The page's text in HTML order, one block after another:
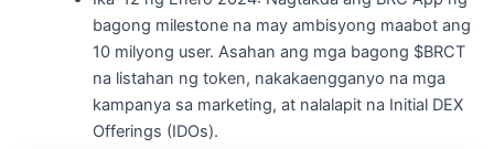
bagong milestone na may ambisyong maabot ang
10 milyong user. Asahan ang mga bagong $BRCT
na listahan ng token, nakakaengganyo na mga
kampanya sa marketing, at nalalapit na Initial DEX
Offerings (IDOs).